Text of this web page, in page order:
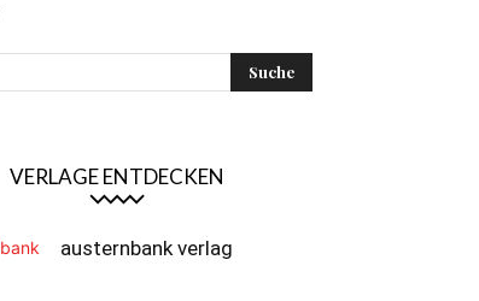
VERLAGE ENTDECKEN
austernbank verlag